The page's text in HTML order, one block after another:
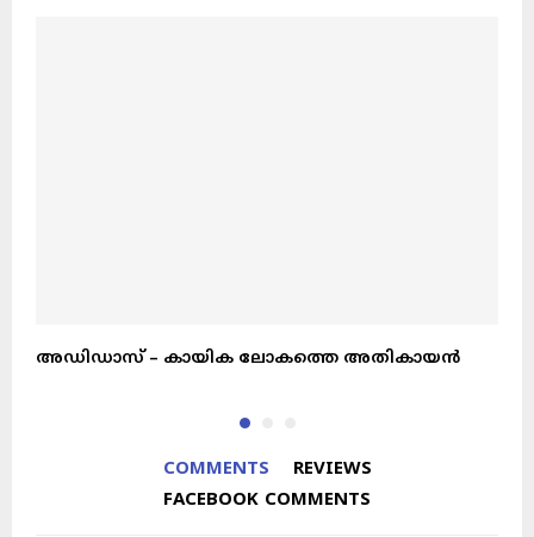
അഡിഡാസ് – കായിക ലോകത്തെ അതികായൻ
COMMENTS
REVIEWS
FACEBOOK COMMENTS